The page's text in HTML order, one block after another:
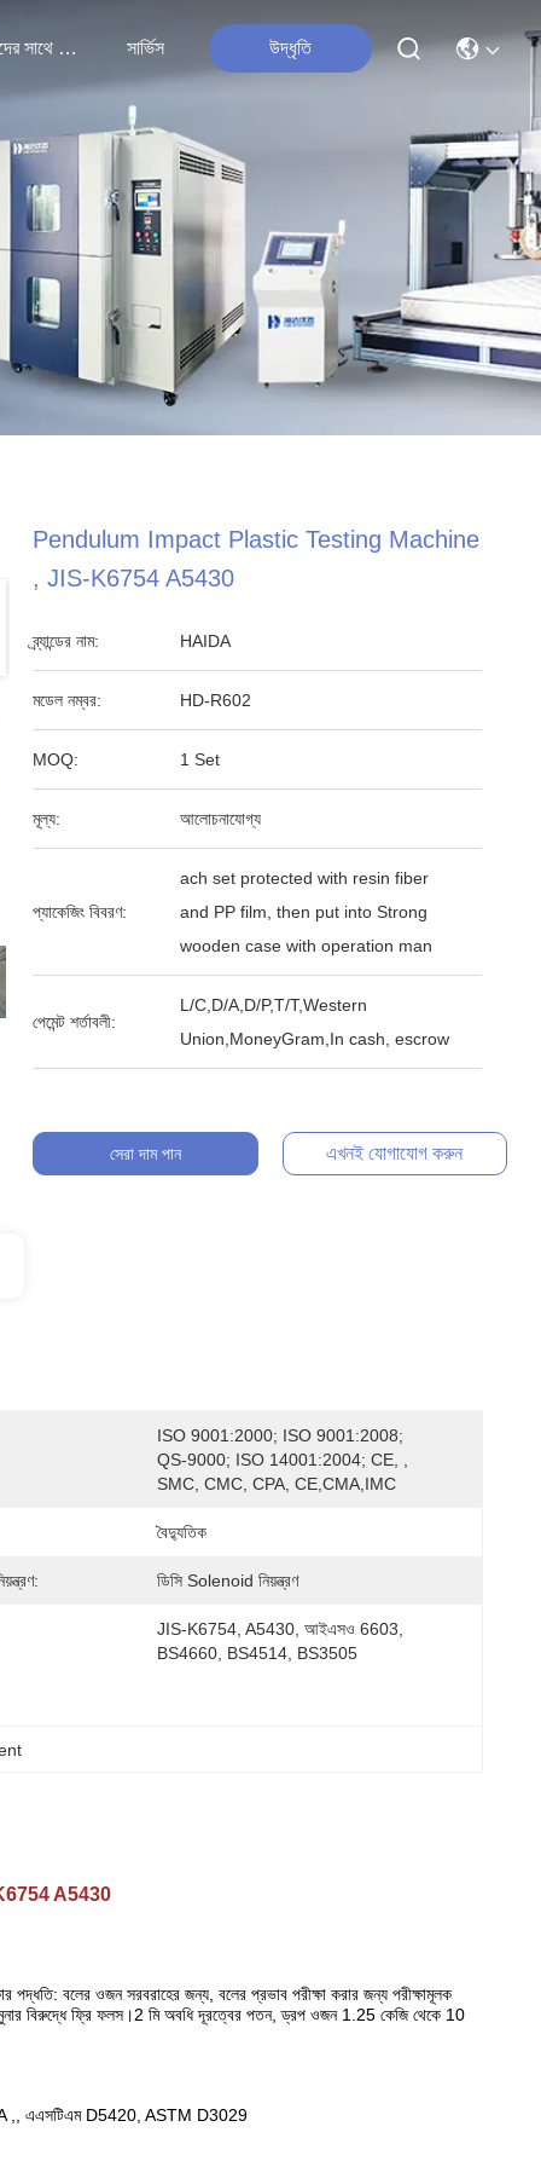
আমাদের সাথে যোগাযোগ সার্ভিস উদ্ধৃতি
Pendulum Impact Plastic Testing Machine
, JIS-K6754 A5430
ব্র্যান্ডের নাম: HAIDA
মডেল নম্বর: HD-R602
MOQ: 1 Set
মূল্য: আলোচনাযোগ্য
প্যাকেজিং বিবরণ:
ach set protected with resin fiber
and PP film, then put into Strong
wooden case with operation man
পেমেন্ট শর্তাবলী:
L/C,D/A,D/P,T/T,Western
Union,MoneyGram,In cash, escrow
সেরা দাম পান এখনই যোগাযোগ করুন
ISO 9001:2000; ISO 9001:2008;
QS-9000; ISO 14001:2004; CE, ,
SMC, CMC, CPA, CE,CMA,IMC
বৈদ্যুতিক
ডিসি Solenoid নিয়ন্ত্রণ
JIS-K6754, A5430, আইএসও 6603,
BS4660, BS4514, BS3505
K6754 A5430
বলের ওজন সরবরাহের জন্য, বলের প্রভাব পরীক্ষা করার জন্য পরীক্ষামূলক
নমুনার বিরুদ্ধে ফ্রি ফলস।2 মি অবধি দূরত্বের পতন, ড্রপ ওজন 1.25 কেজি থেকে 10
এএসটিএম D5420, ASTM D3029